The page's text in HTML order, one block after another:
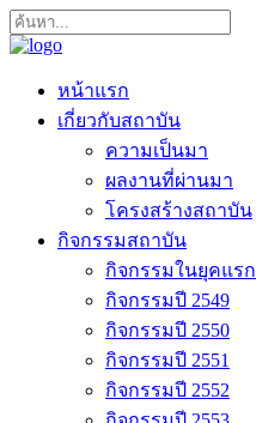
หน้าแรก
เกี่ยวกับสถาบัน
ความเป็นมา
ผลงานที่ผ่านมา
โครงสร้างสถาบัน
กิจกรรมสถาบัน
กิจกรรมในยุคแรก
กิจกรรมปี 2549
กิจกรรมปี 2550
กิจกรรมปี 2551
กิจกรรมปี 2552